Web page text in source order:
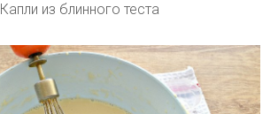
Капли из блинного теста